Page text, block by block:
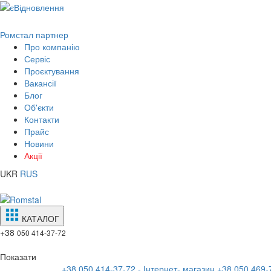
Ромстал партнер
Про компанію
Сервіс
Проєктування
Вакансії
Блог
Об'єкти
Контакти
Прайс
Новини
Акції
UKR RUS
КАТАЛОГ
+38 050 414-37-72
Показати
+38 050 414-37-72 - Інтернет- магазин +38 050